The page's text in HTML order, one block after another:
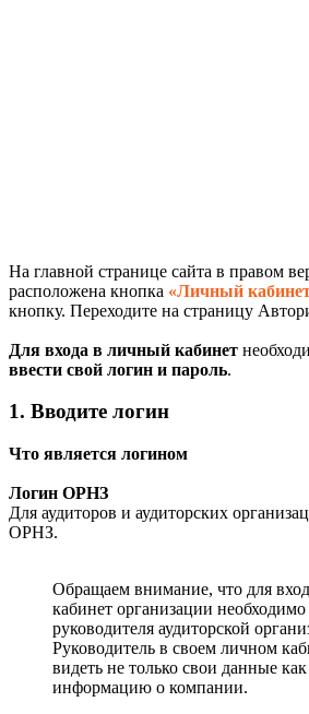
На главной странице сайта в правом
расположена кнопка «Личный
кнопку. Переходите на страницу
Для входа в личный кабинет
ввести свой логин и пароль.
1. Вводите логин
Что является логином
Логин ОРНЗ
Для аудиторов и аудиторских
ОРНЗ.
Обращаем внимание, что для
кабинет организации
руководителя аудиторской
Руководитель в своем личном
видеть не только свои данные
информацию о компании.